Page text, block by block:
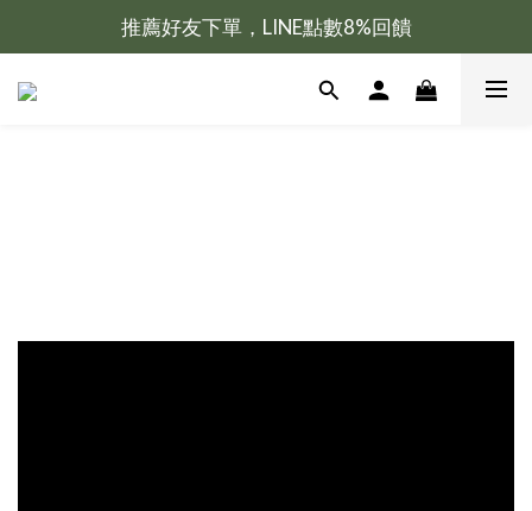
新會員加入送100元購物金
推薦好友下單，LINE點數8%回饋
新會員加入送100元購物金